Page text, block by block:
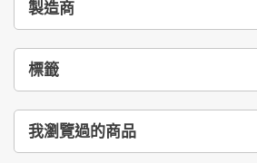
製造商
標籤
我瀏覽過的商品